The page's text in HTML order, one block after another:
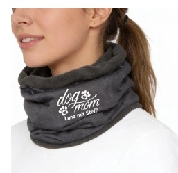
Schlauchschals & Fleece Loops